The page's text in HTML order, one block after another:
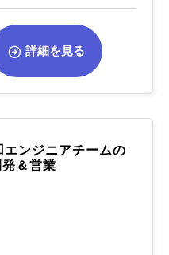
詳細を見る
エンジニアチームの
発＆営業